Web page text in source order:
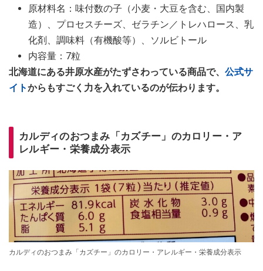
原材料名：味付数の子（小麦・大豆を含む、国内製
造）、プロセスチーズ、ゼラチン／トレハロース、乳
化剤、調味料（有機酸等）、ソルビトール
内容量：7粒
北海道にある井原水産がたずさわっている商品で、 公式サ
イトからもすごく力を入れているのが伝わります。
カルディのおつまみ「カズチー」のカロリー・ア
レルギー・栄養成分表示
カルディのおつまみ「カズチー」のカロリー・アレルギー・栄養成分表示